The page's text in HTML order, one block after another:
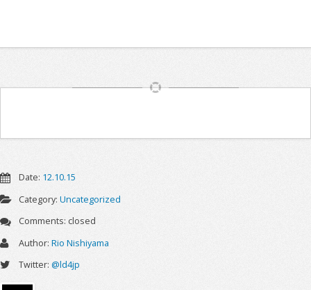
Date: 12.10.15
Category: Uncategorized
Comments: closed
Author: Rio Nishiyama
Twitter: @ld4jp